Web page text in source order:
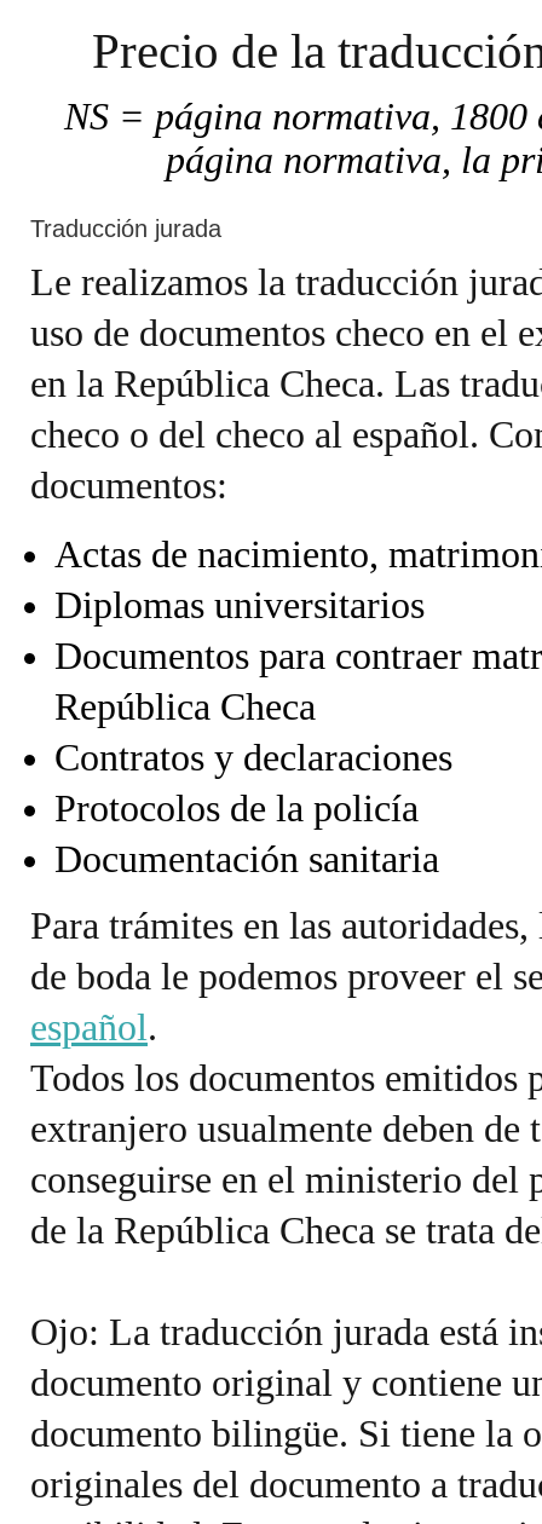
Precio de la
NS = página normativa, 1800
página normativa, la
Traducción jurada
Le realizamos la traducción
uso de documentos checo en el
en la República Checa. Las
checo o del checo al español.
documentos:
Actas de nacimiento,
Diplomas universitarios
Documentos para contraer
República Checa
Contratos y declaraciones
Protocolos de la policía
Documentación sanitaria
Para trámites en las
de boda le podemos proveer el
español.
Todos los documentos emitidos
extranjero usualmente deben
conseguirse en el ministerio del
de la República Checa se trata
Ojo: La traducción jurada está
documento original y contiene
documento bilingüe. Si tiene la
originales del documento a